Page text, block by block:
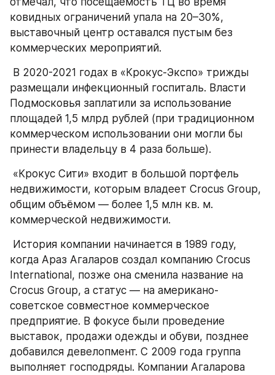
ковидных ограничений упала на 20–30%,
выставочный центр оставался пустым без
коммерческих мероприятий.
размещали инфекционный госпиталь. Власти
Подмосковья заплатили за использование
площадей 1,5 млрд рублей (при традиционном
коммерческом использовании они могли бы
принести владельцу в 4 раза больше).
недвижимости, которым владеет Crocus Group,
общим объёмом — более 1,5 млн кв. м.
коммерческой недвижимости.
когда Араз Агаларов создал компанию Crocus
International, позже она сменила название на
Crocus Group, а статус — на американо-
советское совместное коммерческое
предприятие. В фокусе были проведение
выставок, продажи одежды и обуви, позднее
добавился девелопмент. С 2009 года группа
выполняет господряды. Компании Агаларова